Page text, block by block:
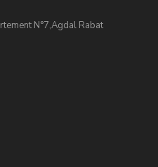
N°7,Agdal Rabat